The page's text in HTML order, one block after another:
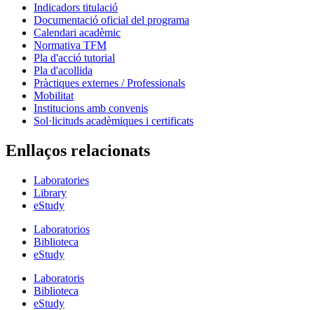
Indicadors titulació
Documentació oficial del programa
Calendari acadèmic
Normativa TFM
Pla d'acció tutorial
Pla d'acollida
Pràctiques externes / Professionals
Mobilitat
Institucions amb convenis
Sol·licituds acadèmiques i certificats
Enllaços relacionats
Laboratories
Library
eStudy
Laboratorios
Biblioteca
eStudy
Laboratoris
Biblioteca
eStudy